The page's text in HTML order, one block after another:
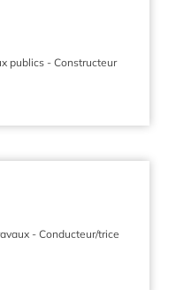
publics - Constructeur
- Conducteur/trice